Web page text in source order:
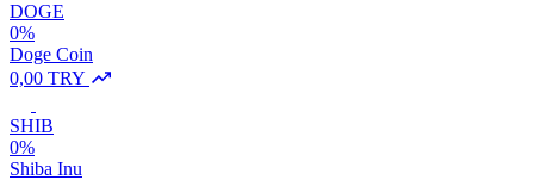
DOGE
0%
Doge Coin
0,00 TRY
SHIB
0%
Shiba Inu